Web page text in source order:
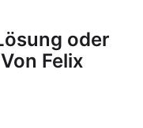
oder
Felix